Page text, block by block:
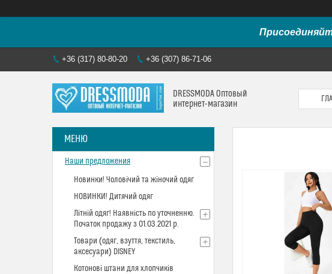
+36 (317) 80-80-20 +36 (307) 86-71-06
DRESSMODA Оптовый
интернет-магазин
Наши предложения
Новинки! Чоловічий та жіночий одяг
НОВИНКИ! Дитячий одяг
Літній одяг! Наявність по уточненню.
Початок продажу з 01.03.2021 р.
Товари (одяг, взуття, текстиль,
аксесуари) DISNEY
Котонові штани для хлопчиків